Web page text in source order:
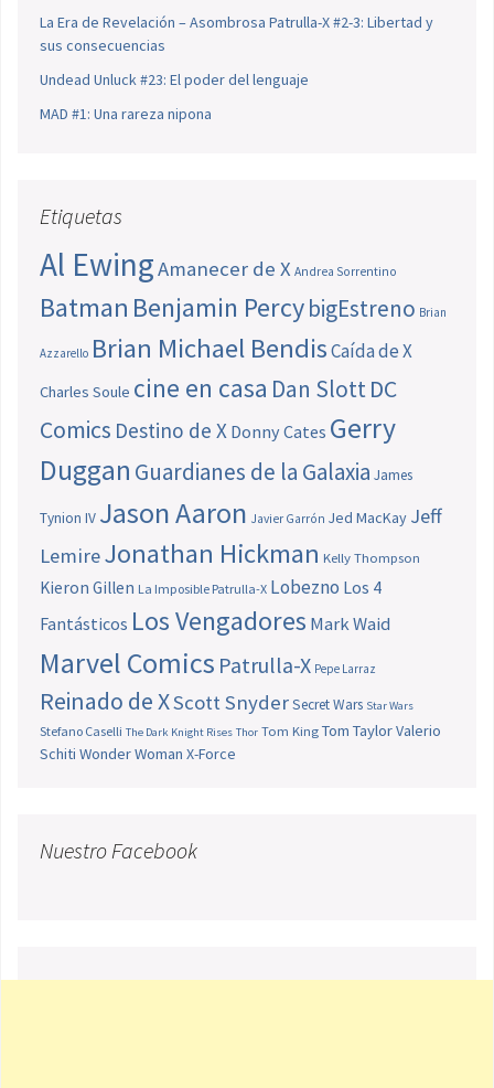
La Era de Revelación – Asombrosa Patrulla-X #2-3: Libertad y
sus consecuencias
Undead Unluck #23: El poder del lenguaje
MAD #1: Una rareza nipona
Etiquetas
Al EwingAmanecer de X Andrea Sorrentino
Batman Benjamin PercybigEstreno Brian
Azzarello Brian Michael BendisCaída de X
Charles Soule cine en casa Dan SlottDC
Comics Destino de X Donny Cates Gerry
Duggan Guardianes de la Galaxia James
Tynion IV Jason Aaron Javier Garrón Jed MacKay Jeff
LemireJonathan Hickman Kelly Thompson
Kieron Gillen La Imposible Patrulla-X Lobezno Los 4
Fantásticos Los Vengadores Mark Waid
Marvel Comics Patrulla-X Pepe Larraz
Reinado de XScott SnyderSecret Wars Star Wars
Stefano Caselli The Dark Knight Rises Thor Tom King Tom TaylorValerio
Schiti Wonder Woman X-Force
Nuestro Facebook